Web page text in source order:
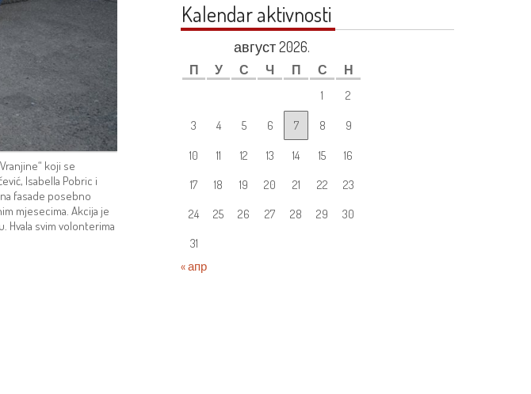
koji se
Isabella Pobric i
fasade posebno
mjesecima. Akcija je
Hvala svim volonterima
Kalendar aktivnosti
август 2026.
П У С Ч П С Н
1
2
3
4 5 6 7 8
9
10
11 12 13 14 15
16
17
18 19 20 21 22
23
24
25 26 27 28 29
30
31
« апр